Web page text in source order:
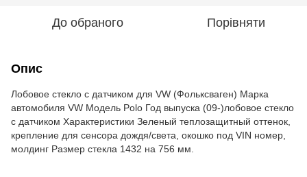
До обраного Порівняти
Опис
Лобовое стекло с датчиком для VW (Фольксваген) Марка
автомобиля VW Модель Polo Год выпуска (09-)лобовое стекло
с датчиком Характеристики Зеленый теплозащитный оттенок,
крепление для сенсора дождя/света, окошко под VIN номер,
молдинг Размер стекла 1432 на 756 мм.